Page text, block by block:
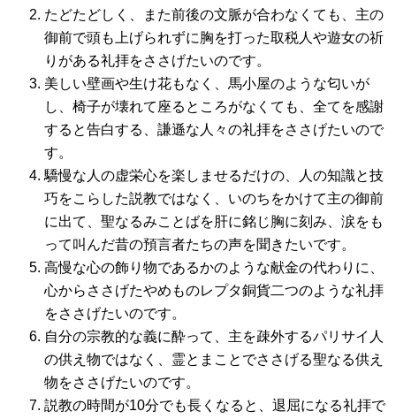
たどたどしく、また前後の文脈が合わなくても、主の
御前で頭も上げられずに胸を打った取税人や遊女の祈
りがある礼拝をささげたいのです。
美しい壁画や生け花もなく、馬小屋のような匂いが
し、椅子が壊れて座るところがなくても、全てを感謝
すると告白する、謙遜な人々の礼拝をささげたいので
す。
驕慢な人の虚栄心を楽しませるだけの、人の知識と技
巧をこらした説教ではなく、いのちをかけて主の御前
に出て、聖なるみことばを肝に銘じ胸に刻み、涙をも
って叫んだ昔の預言者たちの声を聞きたいです。
高慢な心の飾り物であるかのような献金の代わりに、
心からささげたやめものレプタ銅貨二つのような礼拝
をささげたいのです。
自分の宗教的な義に酔って、主を疎外するパリサイ人
の供え物ではなく、霊とまことでささげる聖なる供え
物をささげたいのです。
説教の時間が10分でも長くなると、退屈になる礼拝で